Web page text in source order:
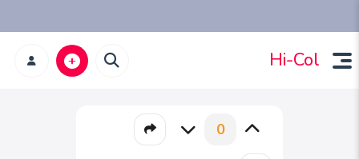
Hi-Col
0